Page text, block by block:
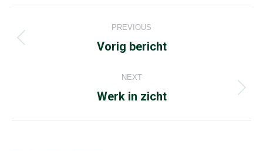
navigation
PREVIOUS
Previous
Vorig bericht
NEXT
Next
Werk in zicht